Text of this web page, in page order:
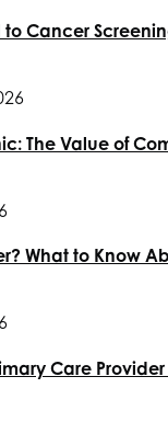
Cancer
The Value of
What to Know
Care